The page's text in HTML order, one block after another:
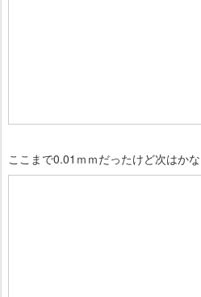
ここまで0.01ｍｍだったけど次はか